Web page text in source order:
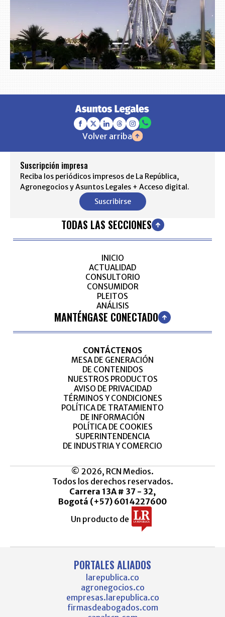
Volver arriba
Suscripción impresa
Reciba los periódicos impresos de La República,
Agronegocios y Asuntos Legales + Acceso digital.
Suscribirse
TODAS LAS SECCIONES
INICIO
ACTUALIDAD
CONSULTORIO
CONSUMIDOR
PLEITOS
ANÁLISIS
MANTÉNGASE CONECTADO
CONTÁCTENOS
MESA DE GENERACIÓN
DE CONTENIDOS
NUESTROS PRODUCTOS
AVISO DE PRIVACIDAD
TÉRMINOS Y CONDICIONES
POLÍTICA DE TRATAMIENTO
DE INFORMACIÓN
POLÍTICA DE COOKIES
SUPERINTENDENCIA
DE INDUSTRIA Y COMERCIO
© 2026, RCN Medios.
Todos los derechos reservados.
Carrera 13A # 37 - 32,
Bogotá (+57) 6014227600
Un producto de
PORTALES ALIADOS
larepublica.co
agronegocios.co
empresas.larepublica.co
firmasdeabogados.com